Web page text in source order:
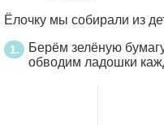
Ёлочку мы собирали из
Берём зелёную
обводим ладошки